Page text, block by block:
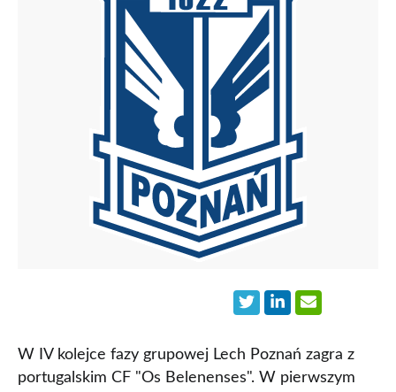
W IV kolejce fazy grupowej Lech Poznań zagra z
portugalskim CF "Os Belenenses". W pierwszym